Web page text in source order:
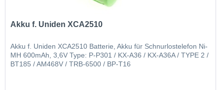
Akku f. Uniden XCA2510
Akku f. Uniden XCA2510 Batterie, Akku für Schnurlostelefon Ni-
MH 600mAh, 3,6V Type: P-P301 / KX-A36 / KX-A36A / TYPE 2 /
BT185 / AM468V / TRB-6500 / BP-T16